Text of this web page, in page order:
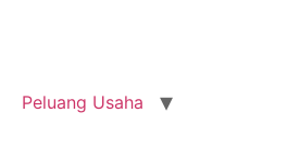
Peluang Usaha